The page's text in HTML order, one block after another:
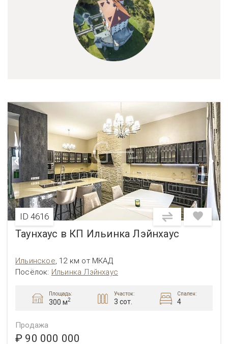
ID 4616
Таунхаус в КП Ильинка Лэйнхаус
Ильинское, 12 км от МКАД
Посёлок: Ильинка Лэйнхаус
Площадь:
300 м2
Участок:
3 сот.
Спален:
4
Продажа
₽ 90 000 000